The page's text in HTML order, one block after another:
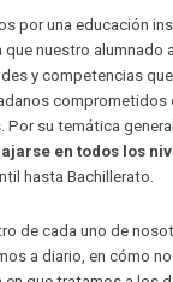
por una educación
que nuestro alumnado
y competencias
comprometidos
Por su temática
en todos los
hasta Bachillerato.
de cada uno de
a diario, en cómo